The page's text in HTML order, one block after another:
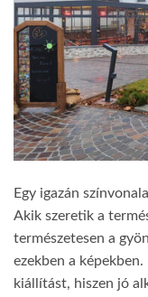
Egy igazán
Akik szeretik a
természetesen a
ezekben a
kiállítást, hiszen jó